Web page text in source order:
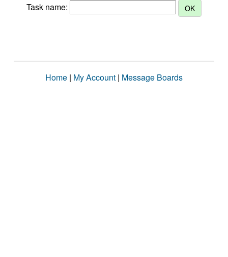
Task name:
Home | My Account | Message Boards